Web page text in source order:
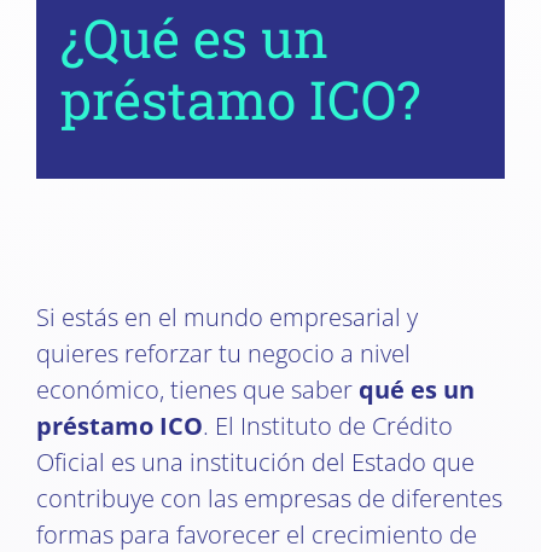
¿Qué es un
préstamo ICO?
Si estás en el mundo empresarial y
quieres reforzar tu negocio a nivel
económico, tienes que saber qué es un
préstamo ICO. El Instituto de Crédito
Oficial es una institución del Estado que
contribuye con las empresas de diferentes
formas para favorecer el crecimiento de